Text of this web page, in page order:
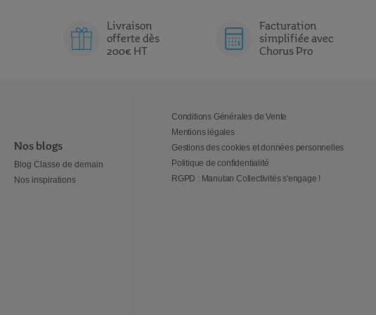
Livraison
offerte dès
200€ HT
Facturation
simplifiée avec
Chorus Pro
Nos blogs
Blog Classe de demain
Nos inspirations
Conditions Générales de Vente
Mentions légales
Gestions des cookies et données personnelles
Politique de confidentialité
RGPD : Manutan Collectivités s'engage !